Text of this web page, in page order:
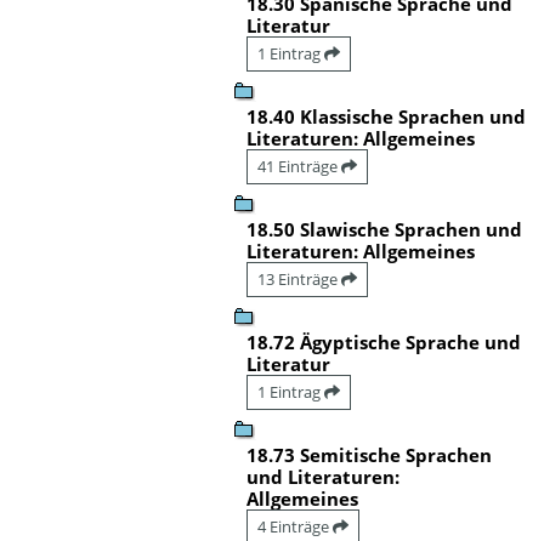
Literatur
1 Eintrag
18.40 Klassische Sprachen und
Literaturen: Allgemeines
41 Einträge
18.50 Slawische Sprachen und
Literaturen: Allgemeines
13 Einträge
18.72 Ägyptische Sprache und
Literatur
1 Eintrag
18.73 Semitische Sprachen
und Literaturen:
Allgemeines
4 Einträge